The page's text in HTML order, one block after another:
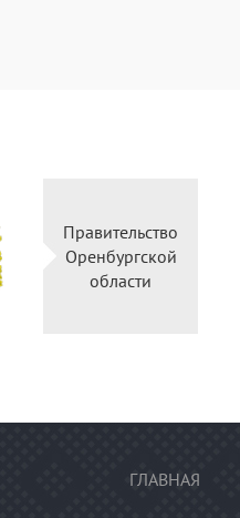
Правительство
Оренбургской
области
ГЛАВНАЯ